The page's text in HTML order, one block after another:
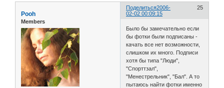
Поделиться 25
2006-
02-02 00:09:15
Pooh
Members
Было бы замечательно если
бы фотки были подписаны -
качать все нет возможности,
слишком их много. Подписи
хотя бы типа "Люди",
"Спорттзал",
"Менестрельник", "Бал". А то
пытаюсь найти фотки именно